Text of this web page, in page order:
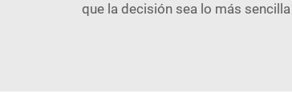
que la decisión sea lo más